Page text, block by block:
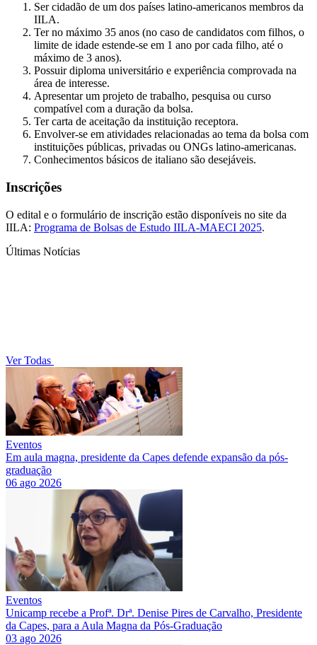
Ser cidadão de um dos países latino-americanos membros da
IILA.
Ter no máximo 35 anos (no caso de candidatos com filhos, o
limite de idade estende-se em 1 ano por cada filho, até o
máximo de 3 anos).
Possuir diploma universitário e experiência comprovada na
área de interesse.
Apresentar um projeto de trabalho, pesquisa ou curso
compatível com a duração da bolsa.
Ter carta de aceitação da instituição receptora.
Envolver-se em atividades relacionadas ao tema da bolsa com
instituições públicas, privadas ou ONGs latino-americanas.
Conhecimentos básicos de italiano são desejáveis.
Inscrições
O edital e o formulário de inscrição estão disponíveis no site da
IILA: Programa de Bolsas de Estudo IILA-MAECI 2025.
Últimas Notícias
Ver Todas
Eventos
Em aula magna, presidente da Capes defende expansão da pós-
graduação
06 ago 2026
Eventos
Unicamp recebe a Profª. Drª. Denise Pires de Carvalho, Presidente
da Capes, para a Aula Magna da Pós-Graduação
03 ago 2026